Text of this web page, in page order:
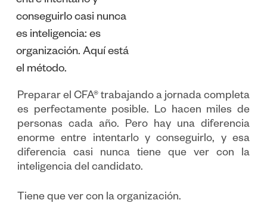
conseguirlo casi nunca
es inteligencia: es
organización. Aquí está
el método.
Preparar el CFA® trabajando a jornada completa
es perfectamente posible. Lo hacen miles de
personas cada año. Pero hay una diferencia
enorme entre intentarlo y conseguirlo, y esa
diferencia casi nunca tiene que ver con la
inteligencia del candidato.
Tiene que ver con la organización.